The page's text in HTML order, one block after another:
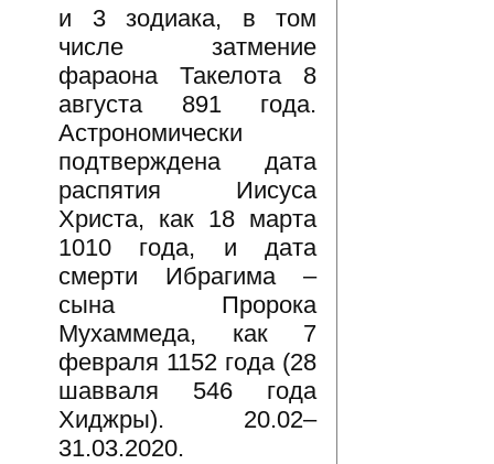
и 3 зодиака, в том
числе затмение
фараона Такелота 8
августа 891 года.
Астрономически
подтверждена дата
распятия Иисуса
Христа, как 18 марта
1010 года, и дата
смерти Ибрагима –
сына Пророка
Мухаммеда, как 7
февраля 1152 года (28
шавваля 546 года
Хиджры). 20.02–
31.03.2020.